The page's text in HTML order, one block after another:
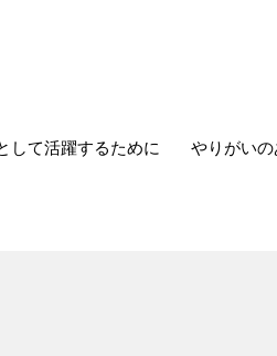
して活躍するために やりがい